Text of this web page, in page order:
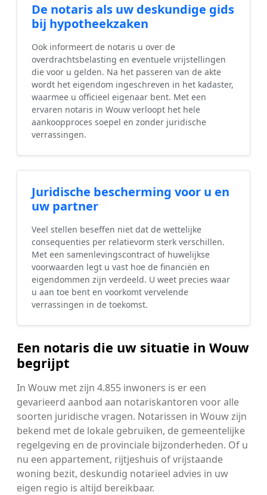
De notaris als uw deskundige gids
bij hypotheekzaken
Ook informeert de notaris u over de
overdrachtsbelasting en eventuele vrijstellingen
die voor u gelden. Na het passeren van de akte
wordt het eigendom ingeschreven in het kadaster,
waarmee u officieel eigenaar bent. Met een
ervaren notaris in Wouw verloopt het hele
aankoopproces soepel en zonder juridische
verrassingen.
Juridische bescherming voor u en
uw partner
Veel stellen beseffen niet dat de wettelijke
consequenties per relatievorm sterk verschillen.
Met een samenlevingscontract of huwelijkse
voorwaarden legt u vast hoe de financiën en
eigendommen zijn verdeeld. U weet precies waar
u aan toe bent en voorkomt vervelende
verrassingen in de toekomst.
Een notaris die uw situatie in Wouw
begrijpt
In Wouw met zijn 4.855 inwoners is er een
gevarieerd aanbod aan notariskantoren voor alle
soorten juridische vragen. Notarissen in Wouw zijn
bekend met de lokale gebruiken, de gemeentelijke
regelgeving en de provinciale bijzonderheden. Of u
nu een appartement, rijtjeshuis of vrijstaande
woning bezit, deskundig notarieel advies in uw
eigen regio is altijd bereikbaar.